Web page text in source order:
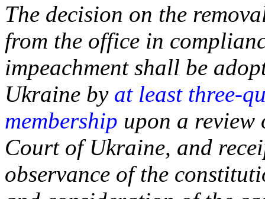
The decision on the
from the office in
impeachment shall be
Ukraine by at least three-
membership upon a review
Court of Ukraine, and
observance of the